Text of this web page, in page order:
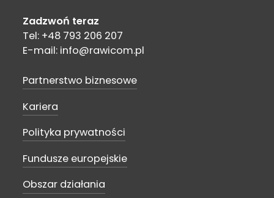
Zadzwoń teraz
Tel: +48 793 206 207
E-mail: info@rawicom.pl
Partnerstwo biznesowe
Kariera
Polityka prywatności
Fundusze europejskie
Obszar działania